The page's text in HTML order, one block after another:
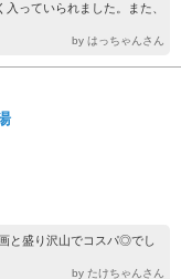
っていられました。また、
by はっちゃんさん
と盛り沢山でコスパ◎でし
by たけちゃんさん